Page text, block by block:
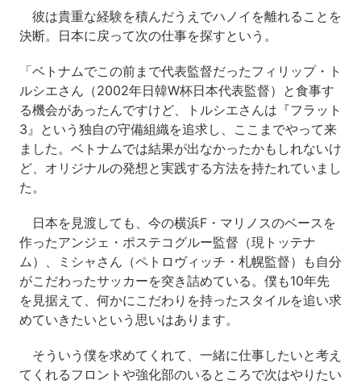
彼は貴重な経験を積んだうえでハノイを離れることを
決断。日本に戻って次の仕事を探すという。
「ベトナムでこの前まで代表監督だったフィリップ・ト
ルシエさん（2002年日韓W杯日本代表監督）と食事す
る機会があったんですけど、トルシエさんは『フラット
3』という独自の守備組織を追求し、ここまでやって来
ました。ベトナムでは結果が出なかったかもしれないけ
ど、オリジナルの発想と実践する方法を持たれていまし
た。
日本を見渡しても、今の横浜F・マリノスのベースを
作ったアンジェ・ポステコグルー監督（現トッテナ
ム）、ミシャさん（ペトロヴィッチ・札幌監督）も自分
がこだわったサッカーを突き詰めている。僕も10年先
を見据えて、何かにこだわりを持ったスタイルを追い求
めていきたいという思いはあります。
そういう僕を求めてくれて、一緒に仕事したいと考え
てくれるフロントや強化部のいるところで次はやりたい